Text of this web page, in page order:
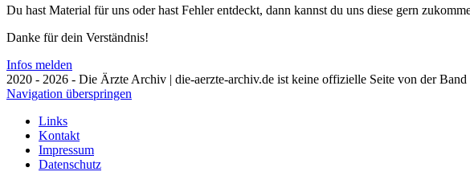
Du hast Material für uns oder hast Fehler entdeckt, dann kannst du uns diese gern
Danke für dein Verständnis!
Infos melden
2020 - 2026 - Die Ärzte Archiv | die-aerzte-archiv.de ist keine offizielle Seite von der
Navigation überspringen
Links
Kontakt
Impressum
Datenschutz